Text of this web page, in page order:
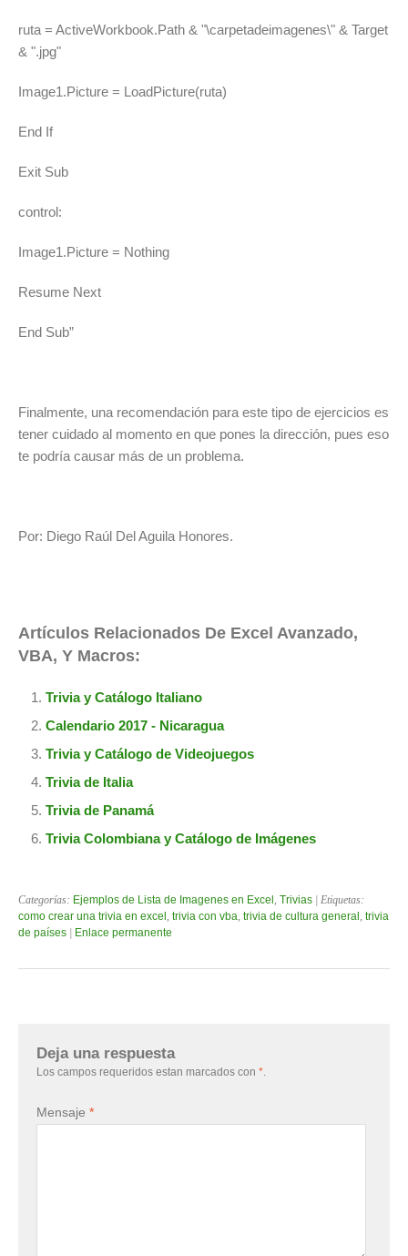
ruta = ActiveWorkbook.Path & "\carpetadeimagenes\" & Target
& ".jpg"
Image1.Picture = LoadPicture(ruta)
End If
Exit Sub
control:
Image1.Picture = Nothing
Resume Next
End Sub”
Finalmente, una recomendación para este tipo de ejercicios es
tener cuidado al momento en que pones la dirección, pues eso
te podría causar más de un problema.
Por: Diego Raúl Del Aguila Honores.
Artículos Relacionados De Excel Avanzado,
VBA, Y Macros:
Trivia y Catálogo Italiano
Calendario 2017 - Nicaragua
Trivia y Catálogo de Videojuegos
Trivia de Italia
Trivia de Panamá
Trivia Colombiana y Catálogo de Imágenes
Categorías: Ejemplos de Lista de Imagenes en Excel , Trivias | Etiquetas:
como crear una trivia en excel , trivia con vba, trivia de cultura general , trivia
de países
Enlace permanente
Deja una respuesta
Los campos requeridos estan marcados con *
Mensaje *